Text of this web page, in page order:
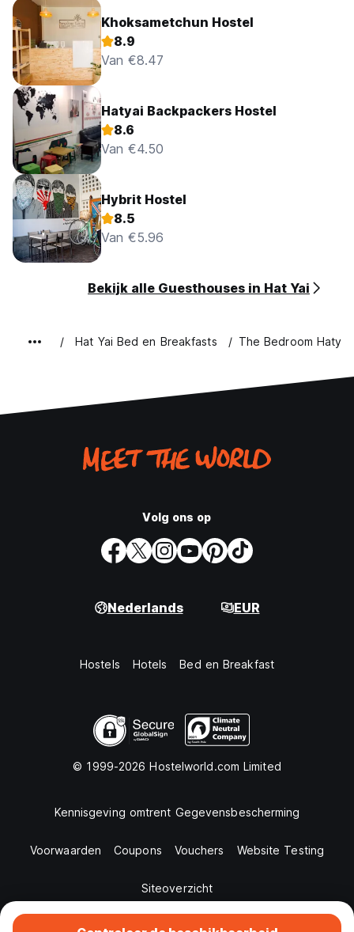
Khoksametchun Hostel
8.9
Van €8.47
Hatyai Backpackers Hostel
8.6
Van €4.50
Hybrit Hostel
8.5
Van €5.96
Bekijk alle Guesthouses in Hat Yai
Hat Yai Bed en Breakfasts The Bedroom Hatyai
Volg ons op
Nederlands EUR
Hostels Hotels Bed en Breakfast
© 1999-2026 Hostelworld.com Limited
Kennisgeving omtrent Gegevensbescherming
Voorwaarden Coupons Vouchers Website Testing
Siteoverzicht